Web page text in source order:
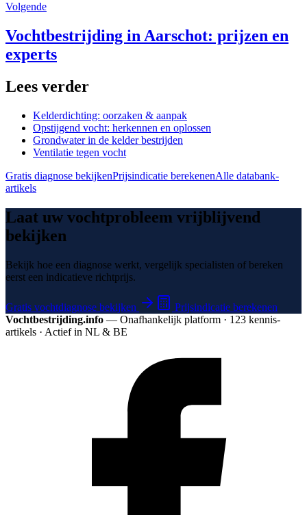
Volgende
Vochtbestrijding in Aarschot: prijzen en
experts
Lees verder
Kelderdichting: oorzaken & aanpak
Opstijgend vocht: herkennen en oplossen
Grondwater in de kelder bestrijden
Ventilatie tegen vocht
Gratis diagnose bekijkenPrijsindicatie berekenenAlle databank-
artikels
Laat uw vochtprobleem vrijblijvend
bekijken
Bekijk hoe een diagnose werkt, vergelijk specialisten of bereken
eerst een indicatieve richtprijs.
Gratis vochtdiagnose bekijken
Prijsindicatie berekenen
Vochtbestrijding.info — Onafhankelijk platform · 123 kennis­
artikels · Actief in NL & BE